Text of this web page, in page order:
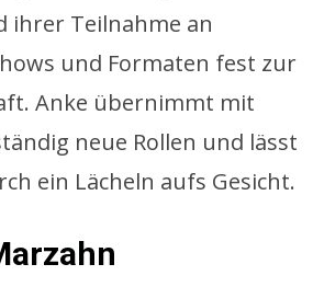
ihrer Teilnahme an
und Formaten fest zur
Anke übernimmt mit
neue Rollen und lässt
ein Lächeln aufs Gesicht.